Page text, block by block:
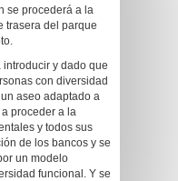
se procederá a la
trasera del parque
y dado que
con diversidad
aseo adaptado a
proceder a la
y todos sus
de los bancos y se
un modelo
funcional. Y se